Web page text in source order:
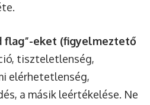
flag”-eket (figyelmeztető
tiszteletlenség,
elérhetetlenség,
a másik leértékelése. Ne